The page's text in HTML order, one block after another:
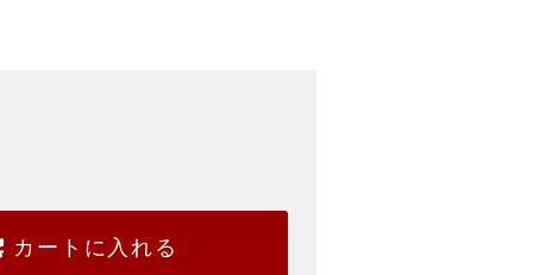
カートに入れる